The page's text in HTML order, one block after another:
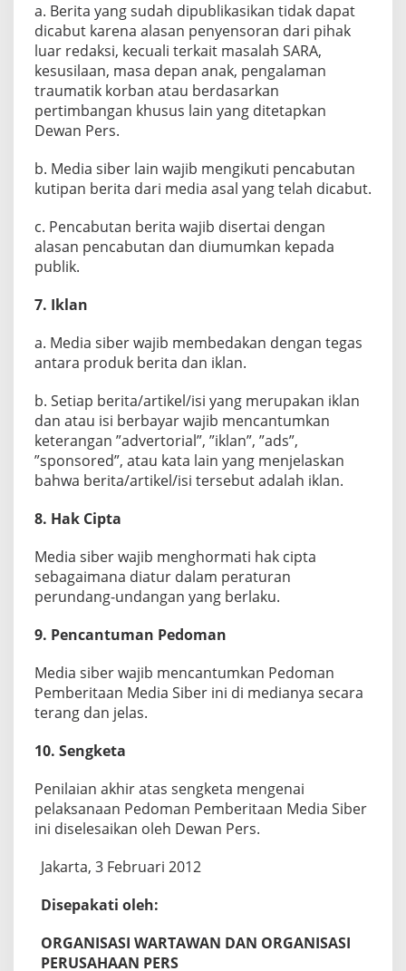
a. Berita yang sudah dipublikasikan tidak dapat
dicabut karena alasan penyensoran dari pihak
luar redaksi, kecuali terkait masalah SARA,
kesusilaan, masa depan anak, pengalaman
traumatik korban atau berdasarkan
pertimbangan khusus lain yang ditetapkan
Dewan Pers.
b. Media siber lain wajib mengikuti pencabutan
kutipan berita dari media asal yang telah dicabut.
c. Pencabutan berita wajib disertai dengan
alasan pencabutan dan diumumkan kepada
publik.
7. Iklan
a. Media siber wajib membedakan dengan tegas
antara produk berita dan iklan.
b. Setiap berita/artikel/isi yang merupakan iklan
dan atau isi berbayar wajib mencantumkan
keterangan ”advertorial”, ”iklan”, ”ads”,
”sponsored”, atau kata lain yang menjelaskan
bahwa berita/artikel/isi tersebut adalah iklan.
8. Hak Cipta
Media siber wajib menghormati hak cipta
sebagaimana diatur dalam peraturan
perundang-undangan yang berlaku.
9. Pencantuman Pedoman
Media siber wajib mencantumkan Pedoman
Pemberitaan Media Siber ini di medianya secara
terang dan jelas.
10. Sengketa
Penilaian akhir atas sengketa mengenai
pelaksanaan Pedoman Pemberitaan Media Siber
ini diselesaikan oleh Dewan Pers.
Jakarta, 3 Februari 2012
Disepakati oleh:
ORGANISASI WARTAWAN DAN ORGANISASI
PERUSAHAAN PERS